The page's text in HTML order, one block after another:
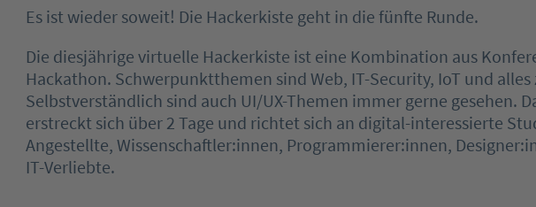
Es ist wieder soweit! Die Hackerkiste geht in die fünfte Runde.
Die diesjährige virtuelle Hackerkiste ist eine Kombination aus
Hackathon. Schwerpunktthemen sind Web, IT-Security, IoT und
Selbstverständlich sind auch UI/UX-Themen immer gerne gesehen.
erstreckt sich über 2 Tage und richtet sich an digital-interessierte
Angestellte, Wissenschaftler:innen, Programmierer:innen,
IT-Verliebte.